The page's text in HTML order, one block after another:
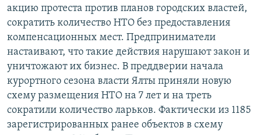
акцию протеста против планов городских властей,
сократить количество НТО без предоставления
компенсационных мест. Предприниматели
настаивают, что такие действия нарушают закон и
уничтожают их бизнес. В преддверии начала
курортного сезона власти Ялты приняли новую
схему размещения НТО на 7 лет и на треть
сократили количество ларьков. Фактически из 1185
зарегистрированных ранее объектов в схему